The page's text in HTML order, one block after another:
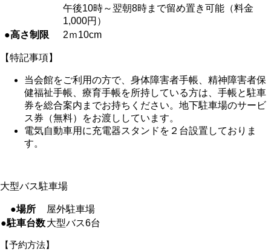
午後10時～翌朝8時まで留め置き可能（料金
1,000円）
●高さ制限
2ｍ10cm
【特記事項】
当会館をご利用の方で、身体障害者手帳、精神障害者保
健福祉手帳、療育手帳を所持している方は、手帳と駐車
券を総合案内までお持ちください。地下駐車場のサービ
ス券（無料）をお渡ししています。
電気自動車用に充電器スタンドを２台設置しておりま
す。
大型バス駐車場
●場所
屋外駐車場
●駐車台数大型バス6台
【予約方法】